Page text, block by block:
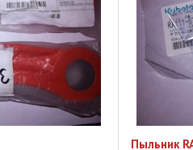
Пыльник